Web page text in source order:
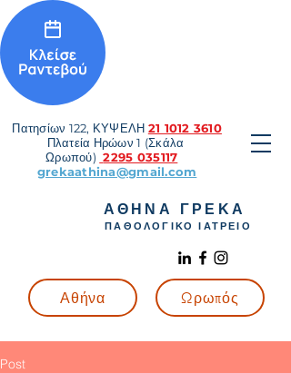
ΑΘΗΝΑ ΓΡΕΚΑ
ΠΑΘΟΛΟΓΙΚΟ ΙΑΤΡΕΙΟ
Πατησίων 122, ΚΥΨΕΛΗ 21 1012 3610
Πλατεία Ηρώων 1 (Σκάλα
Ωρωπού) 2295 035117
grekaathina@gmail.com
Αθήνα Ωρωπός
Post